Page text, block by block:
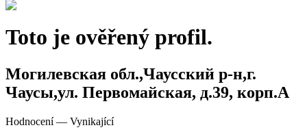
Toto je ověřený profil.
Могилевская обл.,Чаусский р-н,г.
Чаусы,ул. Первомайская, д.39, корп.А
Hodnocení— Vynikající